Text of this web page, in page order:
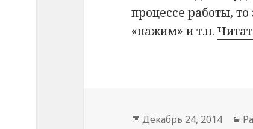
процессе работы,
«нажим» и т.п.
Опубликовано
Декабрь 24, 2014